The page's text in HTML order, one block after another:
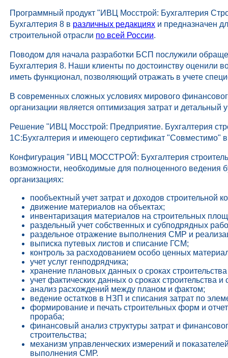
Программный продукт "ИВЦ Мосстрой: Бухгалтерия
Бухгалтерия 8 в различных редакциях и предназначен
строительной отрасли по всей России.
Поводом для начала разработки БСП послужили
Бухгалтерия 8. Наши клиенты по достоинству оценили
иметь функционал, позволяющий отражать в учете
В современных сложных условиях мирового
организации является оптимизация затрат и детальный
Решение "ИВЦ Мосстрой: Предприятие. Бухгалтерия
1С:Бухгалтерия и имеющего сертификат "Совместимо"
Конфигурация "ИВЦ МОССТРОЙ: Бухгалтерия
возможности, необходимые для полноценного ведения
организациях:
пообъектный учет затрат и доходов строительной
движение материалов на объектах;
инвентаризация материалов на строительных
раздельный учет собственных и субподрядных
раздельное отражение выполнения СМР и
выписка путевых листов и списание ГСМ;
контроль за расходованием особо ценных
учет услуг генподрядчика;
хранение плановых данных о сроках
учет фактических данных о сроках строительства и
анализ расхождений между планом и фактом;
ведение остатков в НЗП и списания затрат по
формирование и печать строительных форм и
прораба;
финансовый анализ структуры затрат и
строительства;
механизм управленческих измерений и
выполнения СМР.